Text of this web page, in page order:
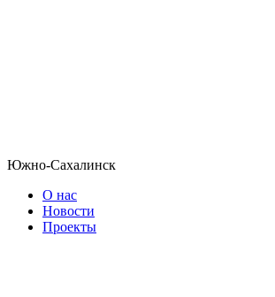
Южно-Сахалинск
О нас
Новости
Проекты